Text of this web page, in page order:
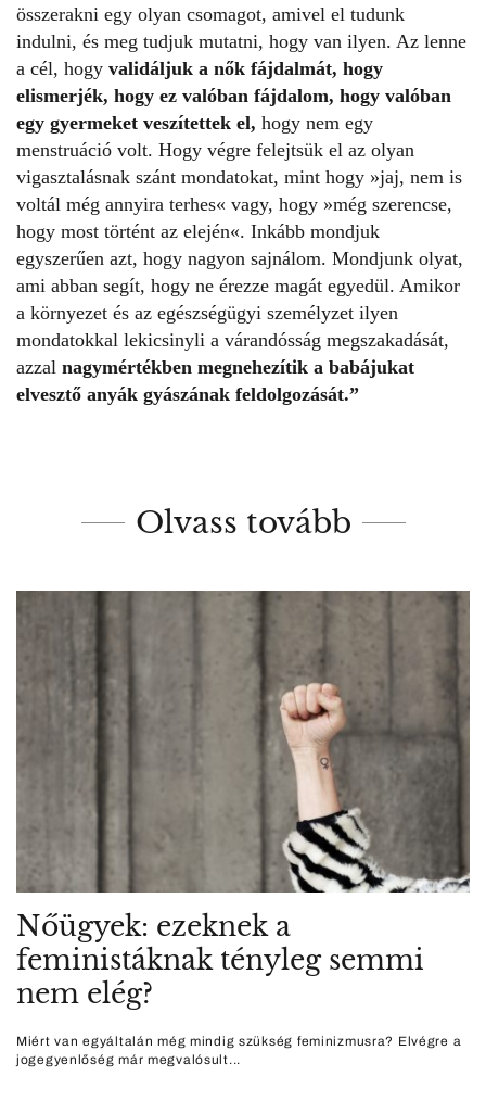
összerakni egy olyan csomagot, amivel el tudunk
indulni, és meg tudjuk mutatni, hogy van ilyen. Az lenne
a cél, hogy validáljuk a nők fájdalmát, hogy
elismerjék, hogy ez valóban fájdalom, hogy valóban
egy gyermeket veszítettek el, hogy nem egy
menstruáció volt. Hogy végre felejtsük el az olyan
vigasztalásnak szánt mondatokat, mint hogy »jaj, nem is
voltál még annyira terhes« vagy, hogy »még szerencse,
hogy most történt az elején«. Inkább mondjuk
egyszerűen azt, hogy nagyon sajnálom. Mondjunk olyat,
ami abban segít, hogy ne érezze magát egyedül. Amikor
a környezet és az egészségügyi személyzet ilyen
mondatokkal lekicsinyli a várandósság megszakadását,
azzal nagymértékben megnehezítik a babájukat
elvesztő anyák gyászának feldolgozását.”
Olvass tovább
Nőügyek: ezeknek a
feministáknak tényleg semmi
nem elég?
Miért van egyáltalán még mindig szükség feminizmusra? Elvégre a
jogegyenlőség már megvalósult...